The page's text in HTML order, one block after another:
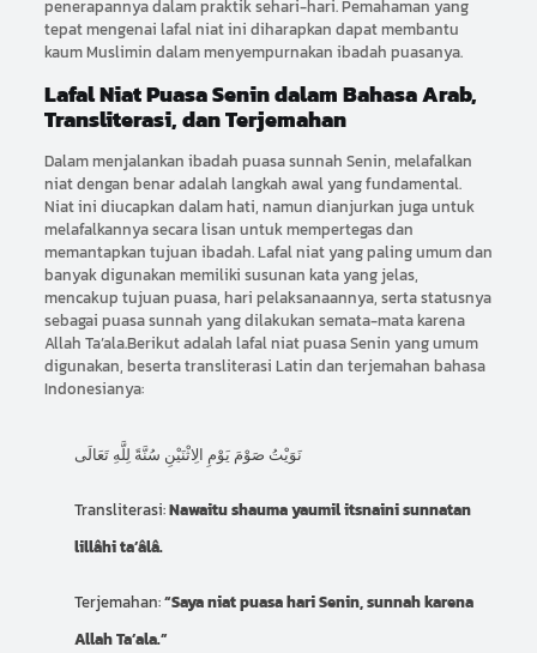
penerapannya dalam praktik sehari-hari. Pemahaman yang
tepat mengenai lafal niat ini diharapkan dapat membantu
kaum Muslimin dalam menyempurnakan ibadah puasanya.
Lafal Niat Puasa Senin dalam Bahasa Arab,
Transliterasi, dan Terjemahan
Dalam menjalankan ibadah puasa sunnah Senin, melafalkan
niat dengan benar adalah langkah awal yang fundamental.
Niat ini diucapkan dalam hati, namun dianjurkan juga untuk
melafalkannya secara lisan untuk mempertegas dan
memantapkan tujuan ibadah. Lafal niat yang paling umum dan
banyak digunakan memiliki susunan kata yang jelas,
mencakup tujuan puasa, hari pelaksanaannya, serta statusnya
sebagai puasa sunnah yang dilakukan semata-mata karena
Allah Ta’ala.Berikut adalah lafal niat puasa Senin yang umum
digunakan, beserta transliterasi Latin dan terjemahan bahasa
Indonesianya:
نَوَيْتُ صَوْمَ يَوْمِ الِاثْنَيْنِ سُنَّةً لِلَّهِ تَعَالَى
Transliterasi:Nawaitu shauma yaumil itsnaini sunnatan
lillâhi ta’âlâ.
Terjemahan:“Saya niat puasa hari Senin, sunnah karena
Allah Ta’ala.”